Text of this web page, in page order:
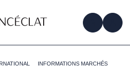
OBTENIR
INFORMATIONS MARCHÉS